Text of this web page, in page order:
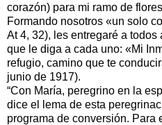
corazón) para mi ramo de
Formando nosotros «un solo
At 4, 32), les entregaré a
que le diga a cada uno: «Mi
refugio, camino que te
junio de 1917).
“Con María, peregrino en la
dice el lema de esta
programa de conversión. Para